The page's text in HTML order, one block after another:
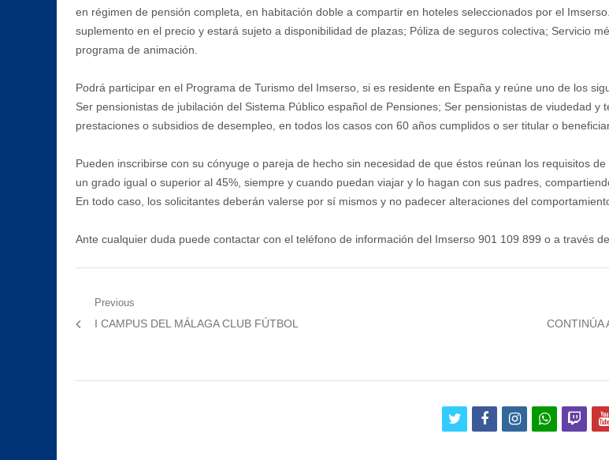
en régimen de pensión completa, en habitación doble a compartir en hoteles seleccionados por el
suplemento en el precio y estará sujeto a disponibilidad de plazas; Póliza de seguros colectiva; Servicio
programa de animación.
Podrá participar en el Programa de Turismo del Imserso, si es residente en España y reúne uno de los
Ser pensionistas de jubilación del Sistema Público español de Pensiones; Ser pensionistas de viudedad
prestaciones o subsidios de desempleo, en todos los casos con 60 años cumplidos o ser titular o
Pueden inscribirse con su cónyuge o pareja de hecho sin necesidad de que éstos reúnan los requisitos
un grado igual o superior al 45%, siempre y cuando puedan viajar y lo hagan con sus padres,
En todo caso, los solicitantes deberán valerse por sí mismos y no padecer alteraciones del
Ante cualquier duda puede contactar con el teléfono de información del Imserso 901 109 899 o a través
Navegación
de
Previous
Previous
I CAMPUS DEL MÁLAGA CLUB FÚTBOL
Next
CONTINÚA
twitterfacebookinstagram